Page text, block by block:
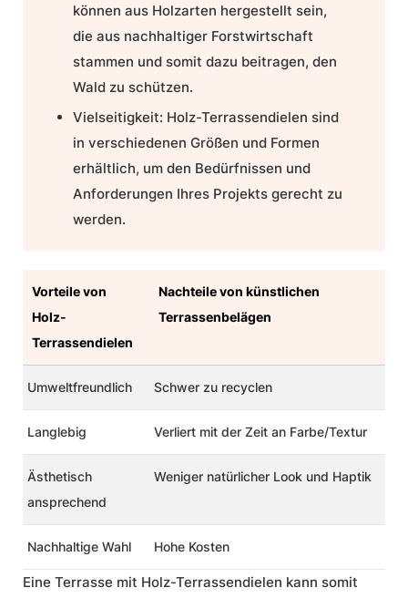
können aus Holzarten hergestellt sein,
die aus nachhaltiger Forstwirtschaft
stammen und somit dazu beitragen, den
Wald zu schützen.
Vielseitigkeit: Holz-Terrassendielen sind
in verschiedenen Größen und Formen
erhältlich, um den Bedürfnissen und
Anforderungen Ihres Projekts gerecht zu
werden.
Vorteile von
Holz-
Terrassendielen
Nachteile von künstlichen
Terrassenbelägen
Umweltfreundlich Schwer zu recyclen
Langlebig Verliert mit der Zeit an Farbe/Textur
Ästhetisch
ansprechend
Weniger natürlicher Look und Haptik
Nachhaltige Wahl Hohe Kosten
Eine Terrasse mit Holz-Terrassendielen kann somit